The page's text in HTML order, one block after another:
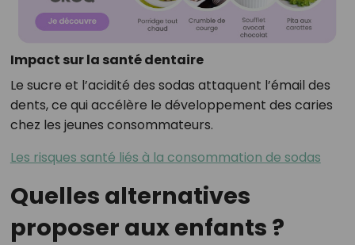
Impact sur la santé dentaire
Le sucre et l’acidité des sodas attaquent l’émail des
dents, ce qui accélère le développement des caries
chez les jeunes consommateurs.
Les risques santé liés à la consommation de sodas
Quelles alternatives
proposer aux enfants ?